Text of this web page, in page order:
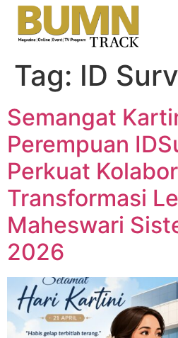
Tag: ID
Semangat
Perempuan
Perkuat
Transformasi
Maheswari
2026